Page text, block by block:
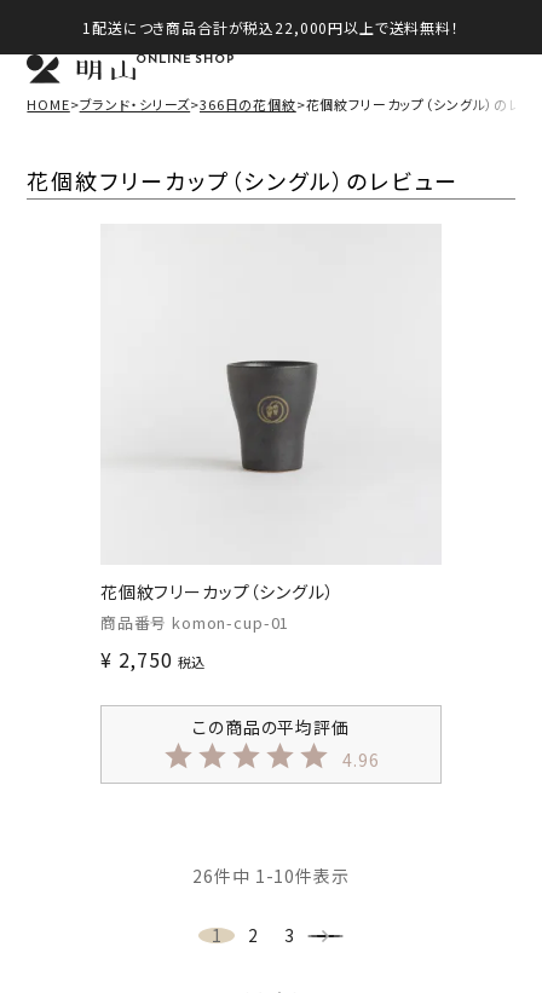
1配送につき商品合計が税込22,000円以上で送料無料！
ONLINE SHOP
HOME ブランド・シリーズ 366日の花個紋 花個紋フリーカップ（シングル）のレビ
花個紋フリーカップ（シングル）のレビュー
花個紋フリーカップ（シングル）
商品番号 komon-cup-01
¥ 2,750 税込
4.96
26件中 1-10件表示
1 2 3